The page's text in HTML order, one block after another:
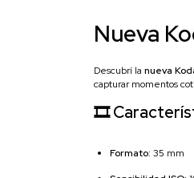
Nueva
Descubrí la nueva
capturar momentos
🎞️
Formato: 35 mm